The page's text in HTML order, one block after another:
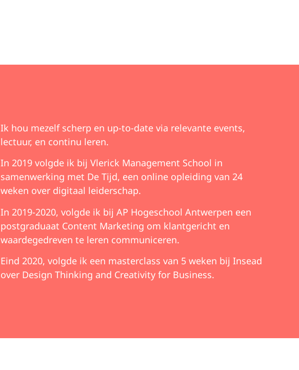
Ik hou mezelf scherp en up-to-date via relevante events,
lectuur, en continu leren.
In 2019 volgde ik bij Vlerick Management School in
samenwerking met De Tijd, een online opleiding van 24
weken over digitaal leiderschap.
In 2019-2020, volgde ik bij AP Hogeschool Antwerpen een
postgraduaat Content Marketing om klantgericht en
waardegedreven te leren communiceren.
Eind 2020, volgde ik een masterclass van 5 weken bij Insead
over Design Thinking and Creativity for Business.